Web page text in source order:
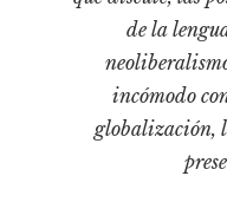
de la
incómodo
globalización,